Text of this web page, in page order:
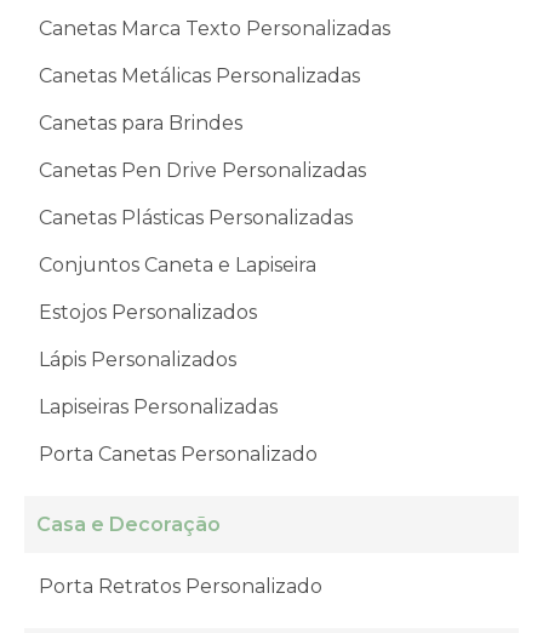
Canetas Marca Texto Personalizadas
Canetas Metálicas Personalizadas
Canetas para Brindes
Canetas Pen Drive Personalizadas
Canetas Plásticas Personalizadas
Conjuntos Caneta e Lapiseira
Estojos Personalizados
Lápis Personalizados
Lapiseiras Personalizadas
Porta Canetas Personalizado
Casa e Decoração
Porta Retratos Personalizado